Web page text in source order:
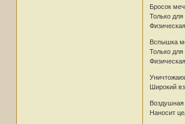
Бросок
Только
Вспышка
Только
Широкий
Воздушная
Наносит